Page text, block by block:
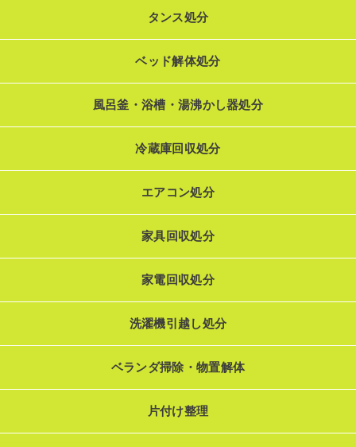
タンス処分
ベッド解体処分
風呂釜・浴槽・湯沸かし器処分
冷蔵庫回収処分
エアコン処分
家具回収処分
家電回収処分
洗濯機引越し処分
ベランダ掃除・物置解体
片付け整理